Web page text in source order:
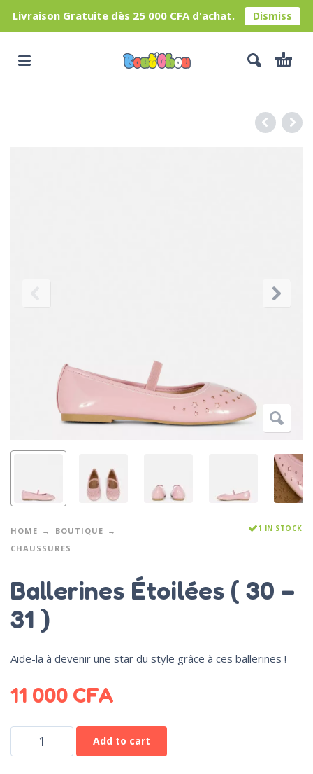
Livraison Gratuite dès 25 000 CFA d'achat. Dismiss
HOME
BOUTIQUE
CHAUSSURES
1 IN STOCK
Ballerines Étoilées ( 30 –
31 )
Aide-la à devenir une star du style grâce à ces ballerines !
11 000 CFA
Add to cart